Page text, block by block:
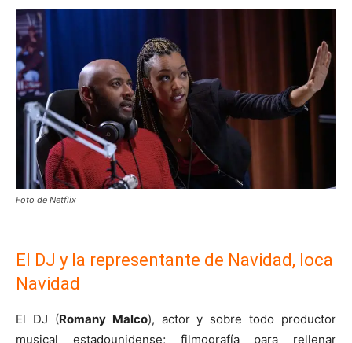
Foto de Netflix
El DJ y la representante de Navidad, loca
Navidad
El DJ (Romany Malco), actor y sobre todo productor
musical estadounidense; filmografía para rellenar